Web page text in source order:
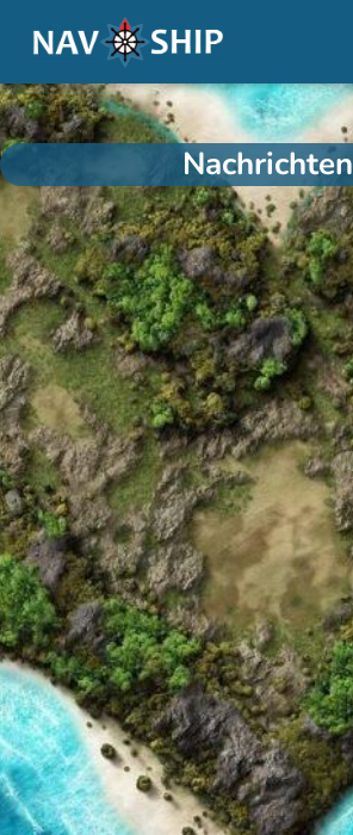
Nachrichten